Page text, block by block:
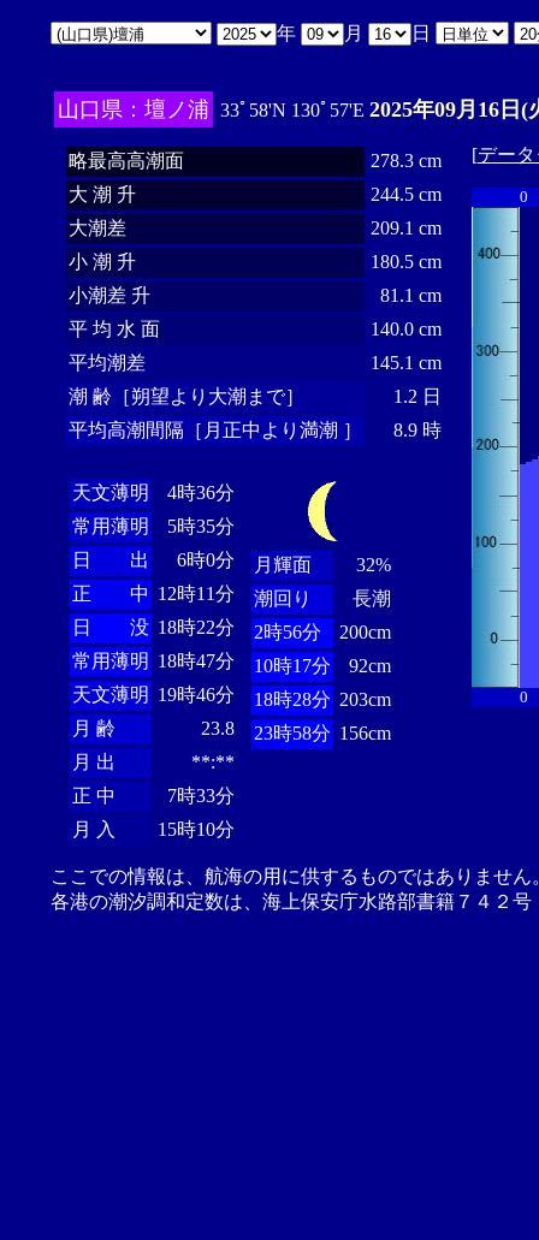
年 月 日
山口県：壇ノ浦 33ﾟ58'N 130ﾟ57'E 2025年09月16日(
略最高高潮面
278.3 cm
大 潮 升
244.5 cm
大潮差
209.1 cm
小 潮 升
180.5 cm
小潮差 升
81.1 cm
平 均 水 面
140.0 cm
平均潮差
145.1 cm
潮 齢［朔望より大潮まで］
1.2 日
平均高潮間隔［月正中より満潮 ］
8.9 時
天文薄明
4時36分
常用薄明
5時35分
日 出
6時0分
正 中 12時11分
日 没 18時22分
常用薄明 18時47分
天文薄明 19時46分
月 齢
23.8
月 出
**:**
正 中
7時33分
月 入
15時10分
月輝面
32%
潮回り
長潮
2時56分
200cm
10時17分
92cm
18時28分 203cm
23時58分 156cm
[デー
0
0
ここでの情報は、航海の用に供するものではありませ
各港の潮汐調和定数は、海上保安庁水路部書籍７４２